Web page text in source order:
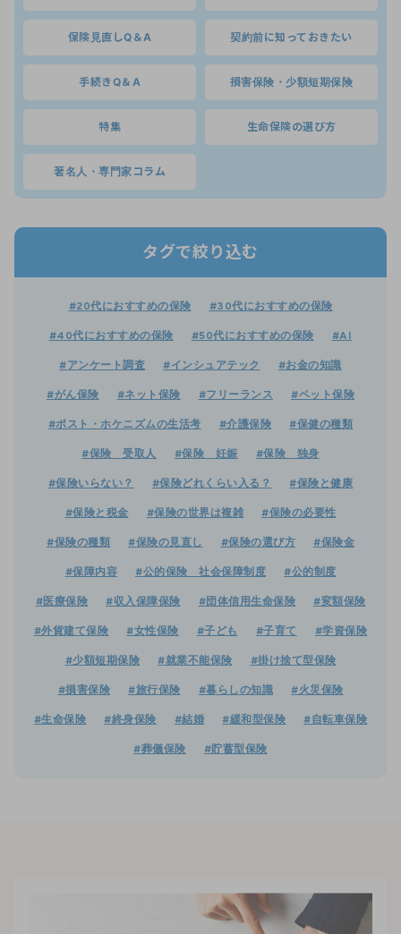
保険見直しQ＆A 契約前に知っておきたい
手続きQ＆A 損害保険・少額短期保険
特集 生命保険の選び方
著名人・専門家コラム
タグで絞り込む
#20代におすすめの保険 #30代におすすめの保険
#40代におすすめの保険 #50代におすすめの保険 #AI
#アンケート調査 #インシュアテック #お金の知識
#がん保険 #ネット保険 #フリーランス #ペット保険
#ポスト・ホケニズムの生活考 #介護保険 #保健の種類
#保険 受取人 #保険 妊娠 #保険 独身
#保険いらない？ #保険どれくらい入る？ #保険と健康
#保険と税金 #保険の世界は複雑 #保険の必要性
#保険の種類 #保険の見直し #保険の選び方 #保険金
#保障内容 #公的保険 社会保障制度 #公的制度
#医療保険 #収入保障保険 #団体信用生命保険 #変額保険
#外貨建て保険 #女性保険 #子ども #子育て #学資保険
#少額短期保険 #就業不能保険 #掛け捨て型保険
#損害保険 #旅行保険 #暮らしの知識 #火災保険
#生命保険 #終身保険 #結婚 #緩和型保険 #自転車保険
#葬儀保険 #貯蓄型保険